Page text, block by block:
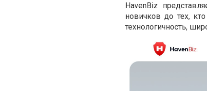
HavenBiz
новичков до тех,
технологичность,